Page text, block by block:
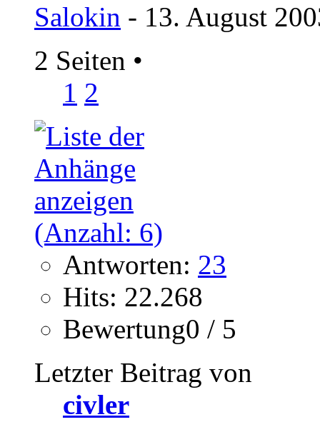
Salokin - 13. August
2 Seiten •
1 2
Antworten: 23
Hits: 22.268
Bewertung0 / 5
Letzter Beitrag von
civler